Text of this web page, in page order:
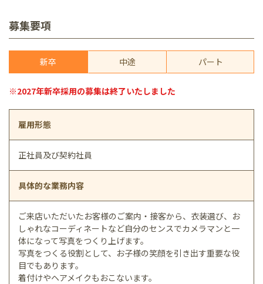
募集要項
新卒 中途 パート
※2027年新卒採用の募集は終了いたしました
雇用形態
正社員及び契約社員
具体的な業務内容
ご来店いただいたお客様のご案内・接客から、衣装選び、お
しゃれなコーディネートなど自分のセンスでカメラマンと一
体になって写真をつくり上げます。
写真をつくる役割として、お子様の笑顔を引き出す重要な役
目でもあります。
着付けやヘアメイクもおこないます。